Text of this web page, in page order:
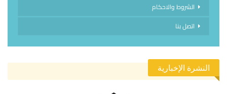
الشروط والاحكام
اتصل بنا
النشرة الإخبارية